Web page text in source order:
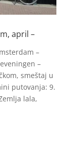
april –
–
–
smeštaj u
putovanja: 9.
lala,